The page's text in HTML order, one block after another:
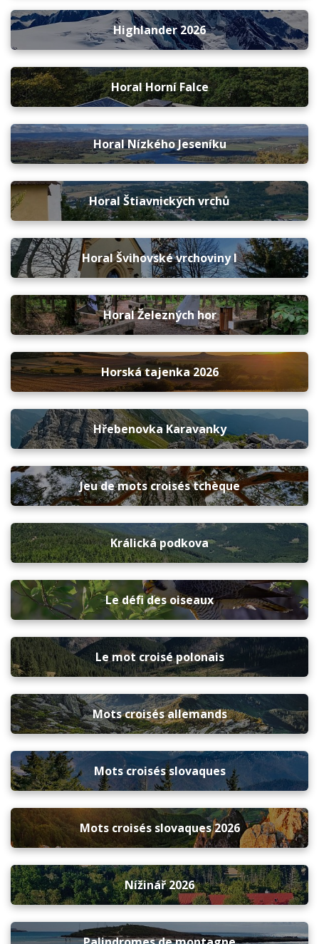
Highlander 2026
Horal Horní Falce
Horal Nízkého Jeseníku
Horal Štiavnických vrchů
Horal Švihovské vrchoviny I
Horal Železných hor
Horská tajenka 2026
Hřebenovka Karavanky
Jeu de mots croisés tchèque
Králická podkova
Le défi des oiseaux
Le mot croisé polonais
Mots croisés allemands
Mots croisés slovaques
Mots croisés slovaques 2026
Nížinář 2026